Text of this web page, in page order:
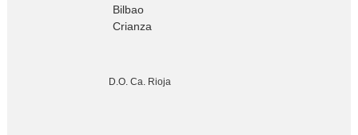
Bilbao
Crianza
D.O. Ca. Rioja